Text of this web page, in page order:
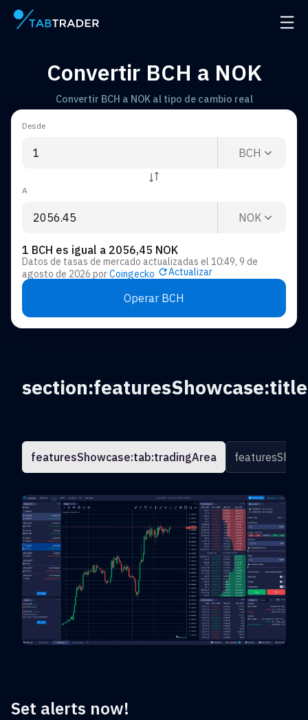
Página principal Abrir
Convertir BCH a NOK
Convertir BCH a NOK al tipo de cambio real
Desde
BCH
A
NOK
1 BCH es igual a 2056,45 NOK
Datos de tasas de mercado actualizadas el 10:49, 9 de
agosto de 2026 porCoingecko Actualizar
Operar BCH
section:featuresShowcase:title
featuresShowcase:tab:tradingArea
Set alerts now!